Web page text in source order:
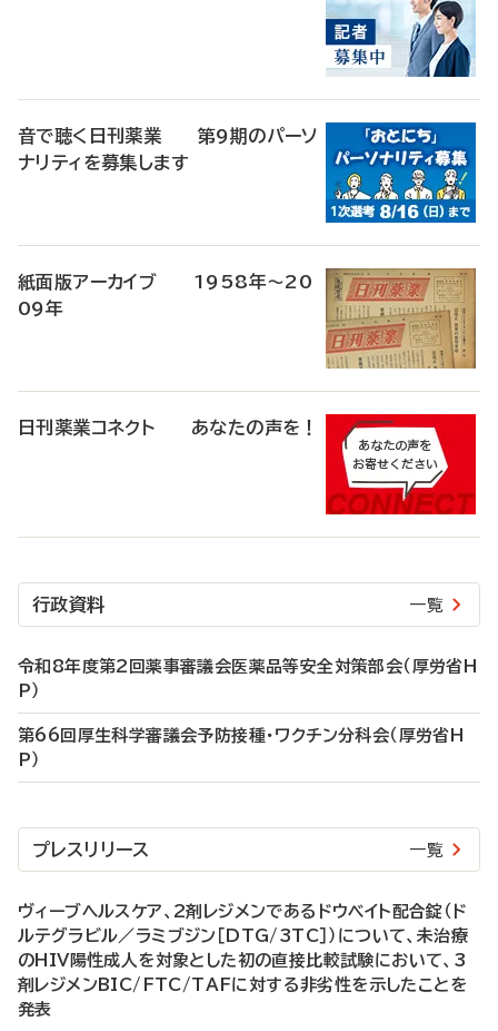
音で聴く日刊薬業 第9期のパーソ
ナリティを募集します
紙面版アーカイブ 1958年～20
09年
日刊薬業コネクト あなたの声を！
行政資料 一覧
令和8年度第2回薬事審議会医薬品等安全対策部会（厚労省H
P）
第66回厚生科学審議会予防接種・ワクチン分科会（厚労省H
P）
プレスリリース 一覧
ヴィーブヘルスケア、2剤レジメンであるドウベイト配合錠（ド
ルテグラビル／ラミブジン［DTG/3TC］）について、未治療
のHIV陽性成人を対象とした初の直接比較試験において、3
剤レジメンBIC/FTC/TAFに対する非劣性を示したことを
発表